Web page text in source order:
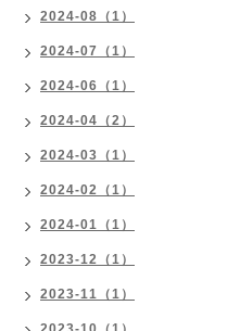
2024-08（1）
2024-07（1）
2024-06（1）
2024-04（2）
2024-03（1）
2024-02（1）
2024-01（1）
2023-12（1）
2023-11（1）